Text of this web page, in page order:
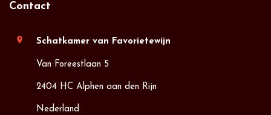
Contact
location_on Schatkamer van Favorietewijn
Van Foreestlaan 5
2404 HC Alphen aan den Rijn
Nederland